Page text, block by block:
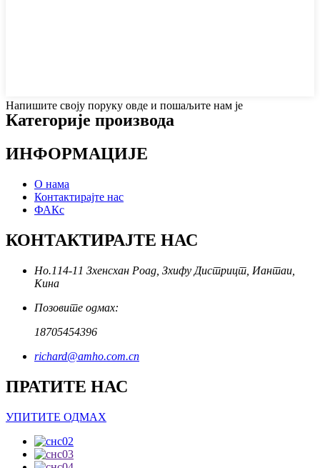
Напишите своју поруку овде и пошаљите нам је
Категорије производа
ИНФОРМАЦИЈЕ
О нама
Контактирајте нас
ФАКс
КОНТАКТИРАЈТЕ НАС
Но.114-11 Зхенсхан Роад, Зхифу Дистрицт, Иантаи,
Кина
Позовите одмах:
18705454396
richard@amho.com.cn
ПРАТИТЕ НАС
УПИТИТЕ ОДМАХ